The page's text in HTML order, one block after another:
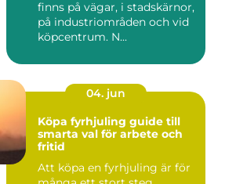
finns på vägar, i stadskärnor,
på industriområden och vid
köpcentrum. N...
04. jun
Köpa fyrhjuling guide till
smarta val för arbete och
fritid
Att köpa en fyrhjuling är för